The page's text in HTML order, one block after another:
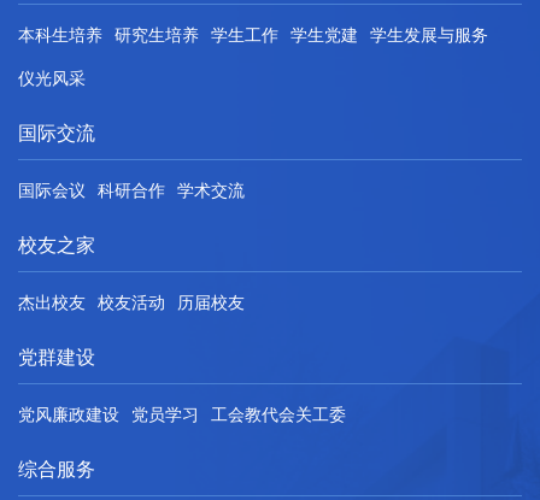
本科生培养 研究生培养 学生工作 学生党建 学生发展与服务
仪光风采
国际交流
国际会议 科研合作 学术交流
校友之家
杰出校友 校友活动 历届校友
党群建设
党风廉政建设 党员学习 工会教代会关工委
综合服务